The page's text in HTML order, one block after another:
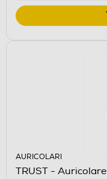
AURICOLARI
TRUST -